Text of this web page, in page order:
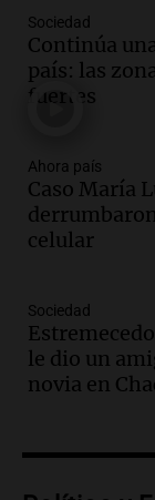
en
de
Panorama
Episodios
ayuda
Amamos
Episodios
avanza
Panorama
Episodios
tributo
Sociedad
Continúa
país: las
fuertes
Ahora país
Caso María
celular
Sociedad
le dio un
novia en